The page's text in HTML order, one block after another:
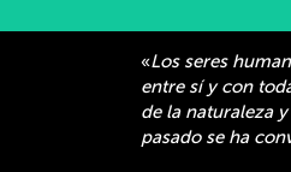
«Los seres
entre sí y con
de la naturaleza
pasado se ha